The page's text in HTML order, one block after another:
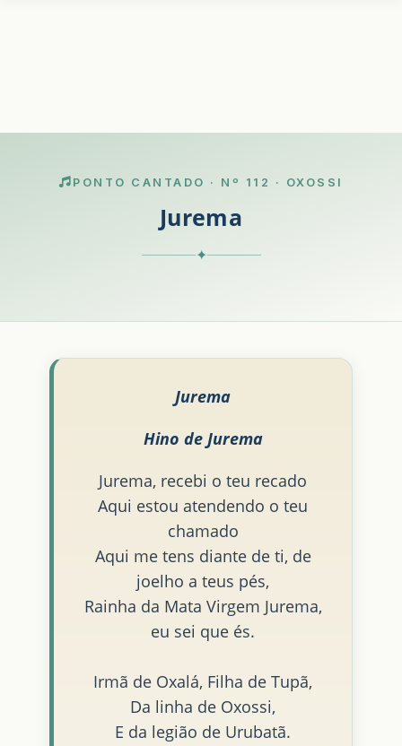
PONTO CANTADO · Nº 112 · OXOSSI
Jurema
✦
Jurema
Hino de Jurema
Jurema, recebi o teu recado
Aqui estou atendendo o teu
chamado
Aqui me tens diante de ti, de
joelho a teus pés,
Rainha da Mata Virgem Jurema,
eu sei que és.
Irmã de Oxalá, Filha de Tupã,
Da linha de Oxossi,
E da legião de Urubatã.